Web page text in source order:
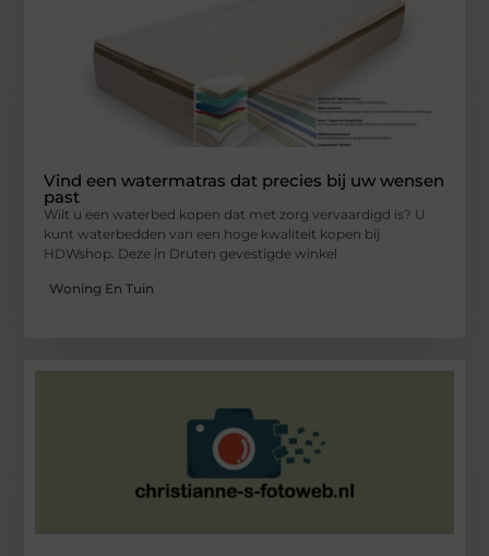
Vind een watermatras dat precies bij uw wensen
past
Wilt u een waterbed kopen dat met zorg vervaardigd is? U
kunt waterbedden van een hoge kwaliteit kopen bij
HDWshop. Deze in Druten gevestigde winkel
Woning En Tuin